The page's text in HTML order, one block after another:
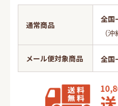
通常商品
全国
（
メール便対象商品 全国